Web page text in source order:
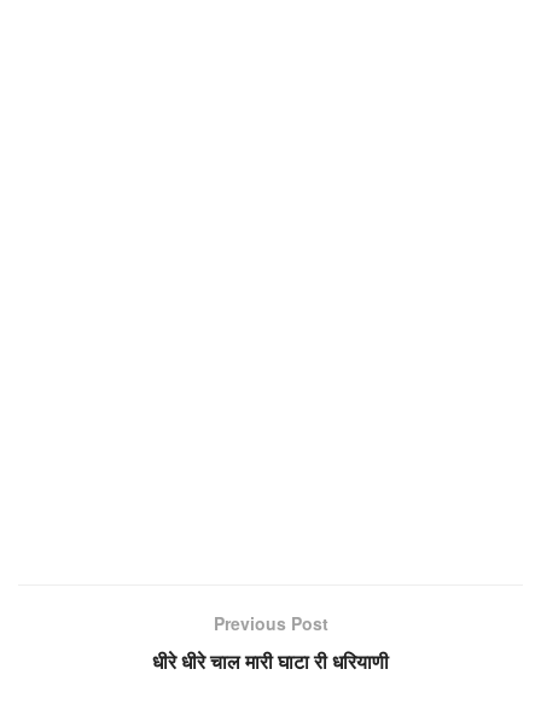
Previous Post
धीरे धीरे चाल मारी घाटा री धरियाणी